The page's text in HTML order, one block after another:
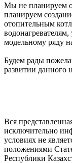
Мы не планируем
планируем
отопительным
модельному ряду
Будем рады
развитии данного
Вся
исключительно
условиях не
положениями
Республики